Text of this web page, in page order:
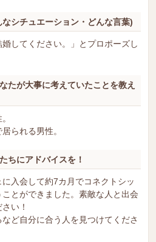
シチュエーション・どんな言葉)
してください。」とプロポーズし
たが大事に考えていたことを教え
られる男性。
ちにアドバイスを！
入会して約7カ月でコネクトシッ
とができました。素敵な人と出会
い！
ど自分に合う人を見つけてくださ